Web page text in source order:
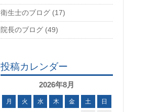
衛生士のブログ (17)
院長のブログ (49)
投稿カレンダー
2026年8月
月 火 水 木 金 土 日